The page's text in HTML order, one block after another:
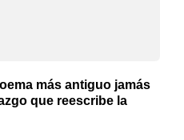
más antiguo jamás
que reescribe la